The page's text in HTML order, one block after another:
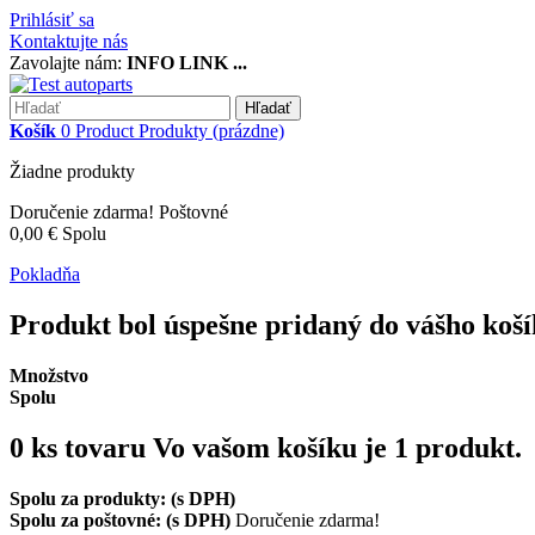
Prihlásiť sa
Kontaktujte nás
Zavolajte nám: INFO LINK ...
Hľadať
Košík 0 Product Produkty (prázdne)
Žiadne produkty
Doručenie zdarma! Poštovné
0,00 € Spolu
Pokladňa
Produkt bol úspešne pridaný do vášho
Množstvo
Spolu
0 ks tovaru Vo vašom košíku je 1 produkt.
Spolu za produkty: (s DPH)
Spolu za poštovné: (s DPH) Doručenie zdarma!